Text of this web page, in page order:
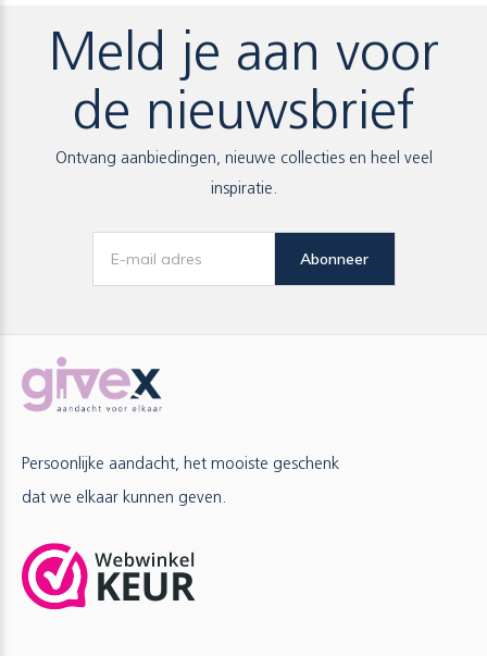
Meld je aan voor
de nieuwsbrief
Ontvang aanbiedingen, nieuwe collecties en heel veel
inspiratie.
Abonneer
Persoonlijke aandacht, het mooiste geschenk
dat we elkaar kunnen geven.